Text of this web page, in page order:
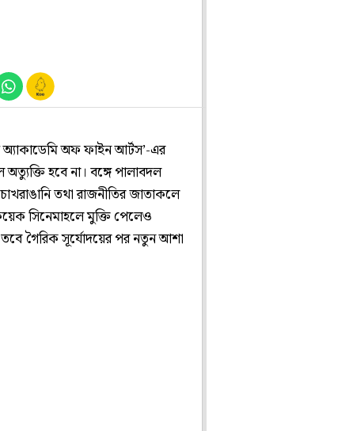
অফ ফাইন আর্টস’-এর
হবে না। বঙ্গে পালাবদল
তথা রাজনীতির জাতাকলে
সিনেমাহলে মুক্তি পেলেও
তবে গৈরিক সূর্যোদয়ের পর নতুন আশা